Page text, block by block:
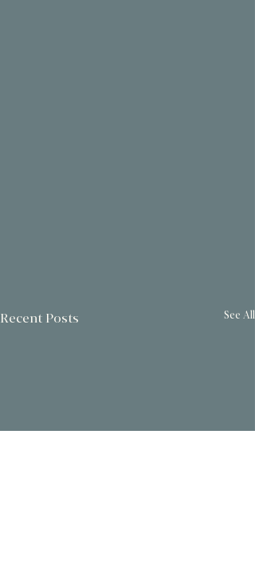
Recent Posts See All